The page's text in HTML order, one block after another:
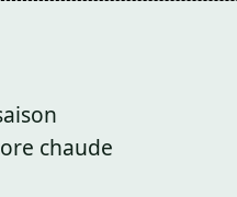
chaude